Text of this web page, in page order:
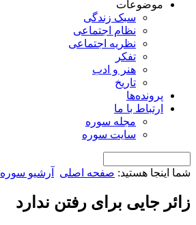
موضوعات
سبک زندگی
نظام اجتماعی
نظریه اجتماعی
تفکر
هنر و ادب
تاریخ
پرونده‌ها
ارتباط با ما
مجله سوره
سایت سوره
شما اینجا هستید: صفحه اصلی آرشیو سوره
زائر جایی برای رفتن ندارد